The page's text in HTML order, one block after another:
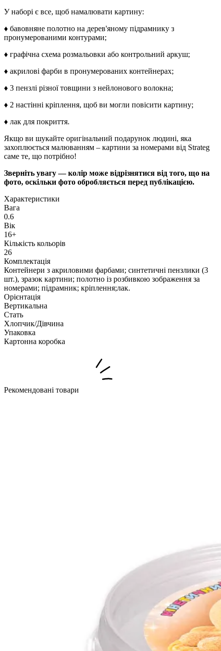
У наборі є все, щоб намалювати картину:
♦ бавовняне полотно на дерев'яному підрамнику з
пронумерованими контурами;
♦ графічна схема розмальовки або контрольний аркуш;
♦ акрилові фарби в пронумерованих контейнерах;
♦ 3 пензлі різної товщини з нейлонового волокна;
♦ 2 настінні кріплення, щоб ви могли повісити картину;
♦ лак для покриття.
Якщо ви шукайте оригінальний подарунок людині, яка
захоплюється малюванням – картини за номерами від Strateg
саме те, що потрібно!
Зверніть увагу — колір може відрізнятися від того, що на
фото, оскільки фото обробляється перед публікацією.
Характеристики
Вага
0.6
Вік
16+
Кількість кольорів
26
Комплектація
Контейнери з акриловими фарбами; синтетичні пензлики (3
шт.), зразок картини; полотно із розбивкою зображення за
номерами; підрамник; кріплення;лак.
Орієнтація
Вертикальна
Стать
Хлопчик/Дiвчина
Упаковка
Картонна коробка
Рекомендовані товари